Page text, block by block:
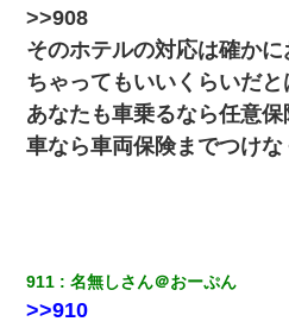
ずっとニートだと思ってた同居の
とか知らなかった…
彼女にプロポーズしてOK貰った俺
れて無事婚約破棄・・・
う。会社「仕事がハードだし田舎
か…」→ 実際は違った
>>908
そのホテルの対応は確か
ちゃってもいいくらいだと
あなたも車乗るなら任意
車なら車両保険までつけな
911 名無しさん＠おーぷん
>>910